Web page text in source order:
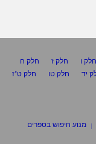
חלק ו חלק ז
חלק ח
יד חלק טו
חלק ט"ז
מנוע חיפוש בספרים